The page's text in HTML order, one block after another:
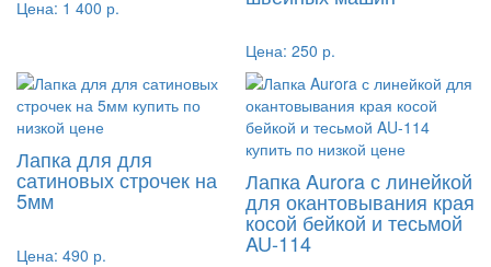
Цена: 1 400 р.
Цена: 250 р.
Лапка для для
сатиновых строчек на
5мм
Цена: 490 р.
Лапка Aurora с линейкой
для окантовывания края
косой бейкой и тесьмой
AU-114